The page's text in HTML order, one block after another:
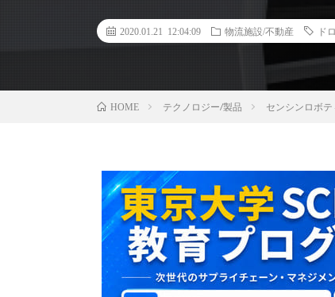
2020.01.21 12:04:09 物流施設/不動産 ド
HOME テクノロジー/製品 センシンロボ